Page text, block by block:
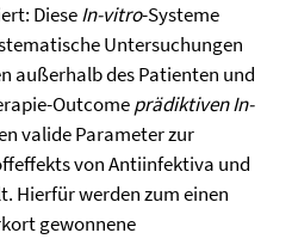
DieseIn-vitro-Systeme
Untersuchungen
außerhalb des Patienten und
OutcomeprädiktivenIn-
valide Parameter zur
von Antiinfektiva und
werden zum einen
gewonnene